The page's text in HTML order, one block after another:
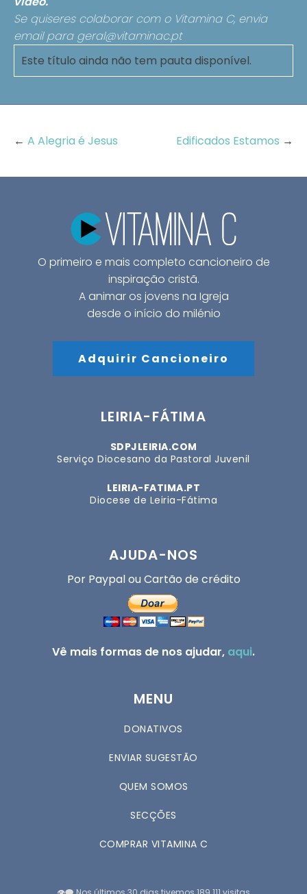
Se quiseres colaborar com o Vitamina C, envia
email para geral@vitaminac.pt
Este título ainda não tem pauta disponível.
← A Alegria é Jesus Edificados Estamos →
O primeiro e mais completo cancioneiro de
inspiração cristã.
A animar os jovens na Igreja
desde o início do milénio
Adquirir Cancioneiro
LEIRIA-FÁTIMA
SDPJLEIRIA.COM
Serviço Diocesano da Pastoral Juvenil
LEIRIA-FATIMA.PT
Diocese de Leiria-Fátima
AJUDA-NOS
Por Paypal ou Cartão de crédito
Vê mais formas de nos ajudar, aqui.
MENU
DONATIVOS
ENVIAR SUGESTÃO
QUEM SOMOS
SECÇÕES
COMPRAR VITAMINA C